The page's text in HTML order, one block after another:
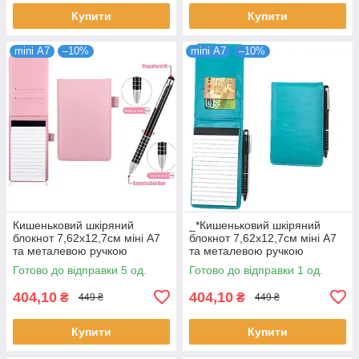
Купити Купити
mini А7 –10%
Кишеньковий шкіряний
блокнот 7,62x12,7см міні А7
та металевою ручкою
рожевий
Готово до відправки 5 од.
404,10 ₴ 449 ₴
Купити
mini А7 –10%
_*Кишеньковий шкіряний
блокнот 7,62x12,7см міні А7
та металевою ручкою
зелений
Готово до відправки 1 од.
404,10 ₴ 449 ₴
Купити